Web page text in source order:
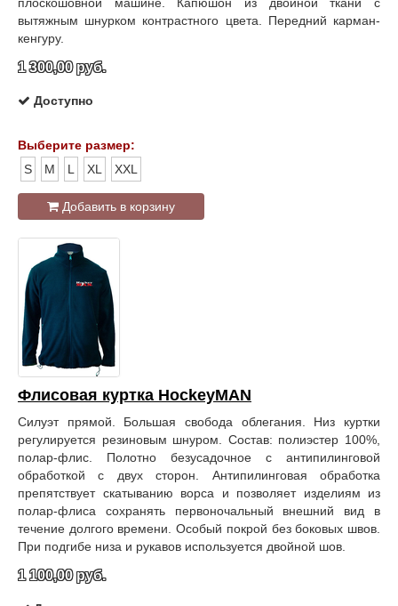
вытяжным шнурком контрастного цвета. Передний карман-
кенгуру.
1 300,00 руб.
Доступно
Выберите размер:
S
M L XL XXL
Добавить в корзину
Флисовая куртка HockeyMAN
Силуэт прямой. Большая свобода облегания. Низ куртки
регулируется резиновым шнуром. Состав: полиэстер 100%,
полар-флис. Полотно безусадочное с антипилинговой
обработкой с двух сторон. Антипилинговая обработка
препятствует скатыванию ворса и позволяет изделиям из
полар-флиса сохранять первоночальный внешний вид в
течение долгого времени. Особый покрой без боковых швов.
При подгибе низа и рукавов используется двойной шов.
1 100,00 руб.